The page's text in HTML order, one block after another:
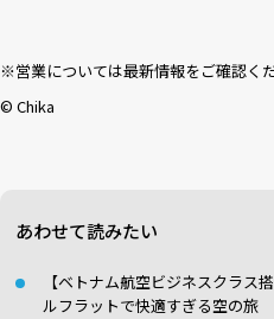
※営業については最新情報をご確認くだ
©︎ Chika
あわせて読みたい
【ベトナム航空ビジネスクラス
ルフラットで快適すぎる空の旅